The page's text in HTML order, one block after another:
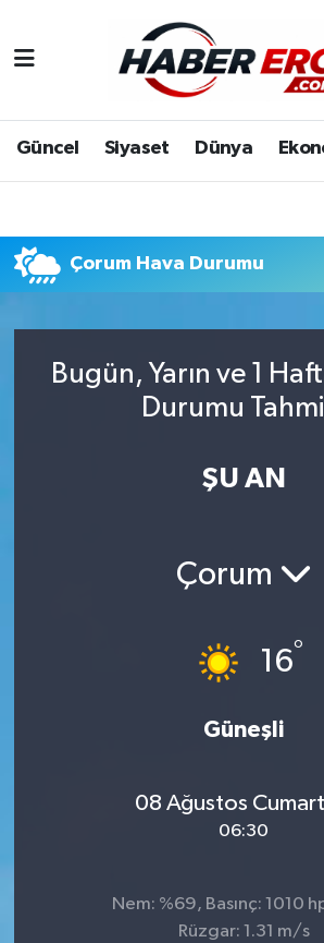
Güncel Siyaset Dünya
Çorum Hava Durumu
Bugün, Yarın ve 1
Durumu
ŞU AN
Çorum
16°
Güneşli
08 Ağustos
06:30
Nem: %69, Basınç: 1010
Rüzgar: 1.31 m/s